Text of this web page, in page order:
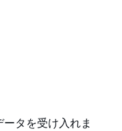
タを受け入れま